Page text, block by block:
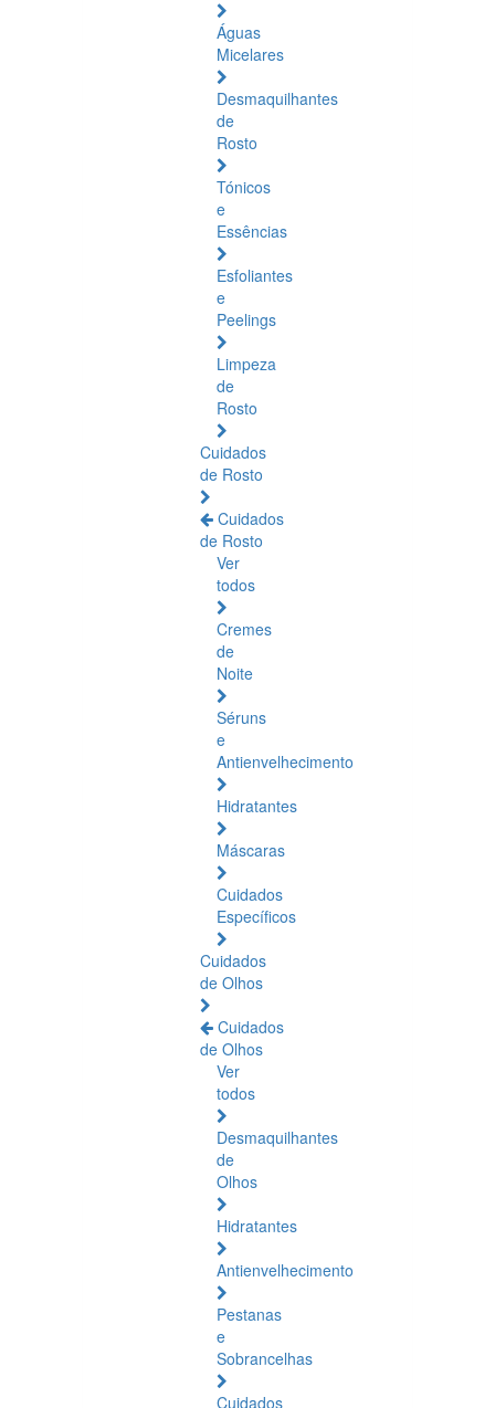
Águas
Micelares
Desmaquilhantes
de
Rosto
Tónicos
e
Essências
Esfoliantes
e
Peelings
Limpeza
de
Rosto
Cuidados
de Rosto
Cuidados
de Rosto
Ver
todos
Cremes
de
Noite
Séruns
e
Antienvelhecimento
Hidratantes
Máscaras
Cuidados
Específicos
Cuidados
de Olhos
Cuidados
de Olhos
Ver
todos
Desmaquilhantes
de
Olhos
Hidratantes
Antienvelhecimento
Pestanas
e
Sobrancelhas
Cuidados